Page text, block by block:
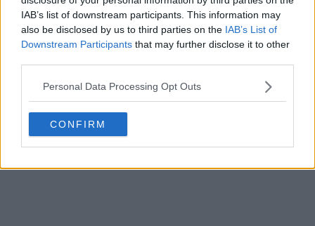
IAB’s list of downstream participants. This information may
also be disclosed by us to third parties on the IAB’s List of
Downstream Participants that may further disclose it to other
Personal Data Processing Opt Outs
CONFIRM